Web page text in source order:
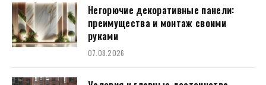
Негорючие декоративные панели:
преимущества и монтаж своими
руками
07.08.2026